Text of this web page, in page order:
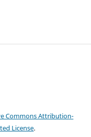
Commons Attribution-
License.